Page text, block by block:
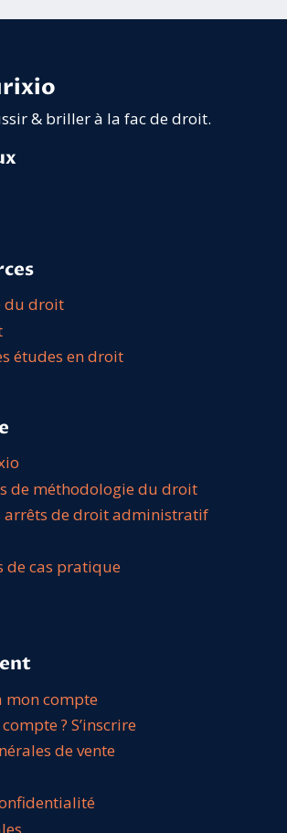
& briller à la fac de droit.
du droit
études en droit
de méthodologie du droit
arrêts de droit administratif
de cas pratique
mon compte
? S’inscrire
de vente